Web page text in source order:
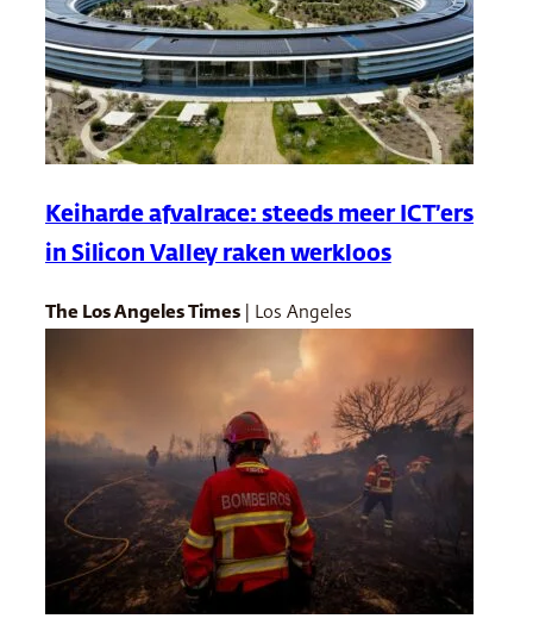
Keiharde afvalrace: steeds meer ICT’ers
in Silicon Valley raken werkloos
The Los Angeles Times | Los Angeles